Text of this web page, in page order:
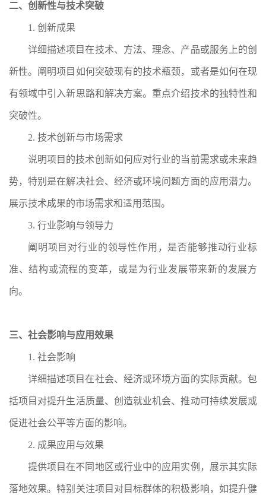
二、创新性与技术突破
1. 创新成果
详细描述项目在技术、方法、理念、产品或服务上的创
新性。阐明项目如何突破现有的技术瓶颈，或者是如何在现
有领域中引入新思路和解决方案。重点介绍技术的独特性和
突破性。
2. 技术创新与市场需求
说明项目的技术创新如何应对行业的当前需求或未来趋
势，特别是在解决社会、经济或环境问题方面的应用潜力。
展示技术成果的市场需求和适用范围。
3. 行业影响与领导力
阐明项目对行业的领导性作用，是否能够推动行业标
准、结构或流程的变革，或是为行业发展带来新的发展方
向。
三、社会影响与应用效果
1. 社会影响
详细描述项目在社会、经济或环境方面的实际贡献。包
括项目对提升生活质量、创造就业机会、推动可持续发展或
促进社会公平等方面的影响。
2. 成果应用与效果
提供项目在不同地区或行业中的应用实例，展示其实际
落地效果。特别关注项目对目标群体的积极影响，如提升健